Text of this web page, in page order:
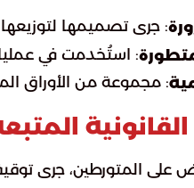
: جرى تصميمها
: استُخدمت في
: مجموعة من الأوراق
القانونية
على المتورطين، جرى